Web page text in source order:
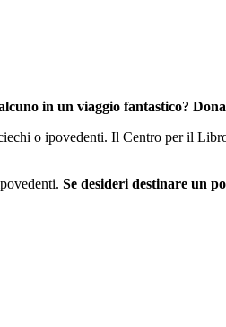
in un viaggio fantastico?
o ipovedenti. Il Centro per il
Se desideri destinare un